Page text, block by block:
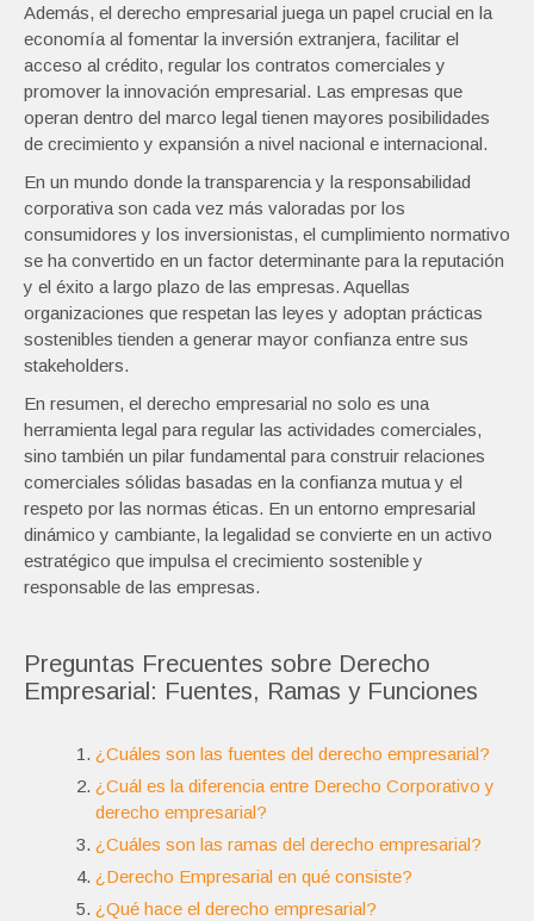
Además, el derecho empresarial juega un papel crucial en la
economía al fomentar la inversión extranjera, facilitar el
acceso al crédito, regular los contratos comerciales y
promover la innovación empresarial. Las empresas que
operan dentro del marco legal tienen mayores posibilidades
de crecimiento y expansión a nivel nacional e internacional.
En un mundo donde la transparencia y la responsabilidad
corporativa son cada vez más valoradas por los
consumidores y los inversionistas, el cumplimiento normativo
se ha convertido en un factor determinante para la reputación
y el éxito a largo plazo de las empresas. Aquellas
organizaciones que respetan las leyes y adoptan prácticas
sostenibles tienden a generar mayor confianza entre sus
stakeholders.
En resumen, el derecho empresarial no solo es una
herramienta legal para regular las actividades comerciales,
sino también un pilar fundamental para construir relaciones
comerciales sólidas basadas en la confianza mutua y el
respeto por las normas éticas. En un entorno empresarial
dinámico y cambiante, la legalidad se convierte en un activo
estratégico que impulsa el crecimiento sostenible y
responsable de las empresas.
Preguntas Frecuentes sobre Derecho
Empresarial: Fuentes, Ramas y Funciones
¿Cuáles son las fuentes del derecho empresarial?
¿Cuál es la diferencia entre Derecho Corporativo y
derecho empresarial?
¿Cuáles son las ramas del derecho empresarial?
¿Derecho Empresarial en qué consiste?
¿Qué hace el derecho empresarial?